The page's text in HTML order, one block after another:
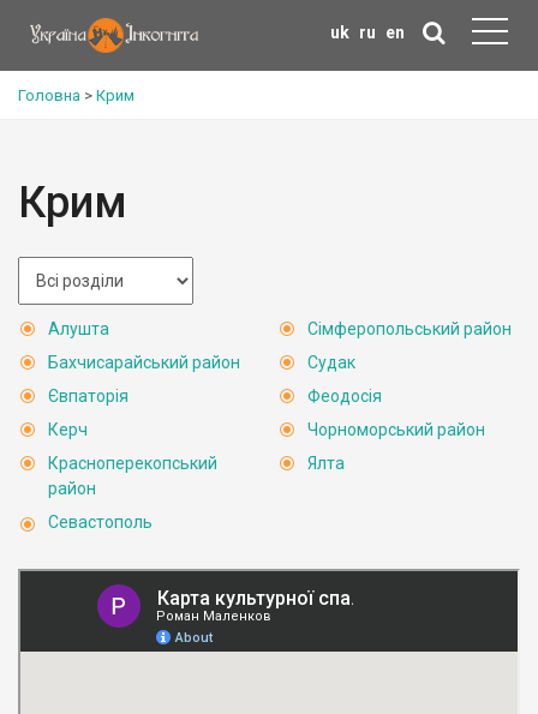
uk ru en
Головна > Крим
Крим
Алушта
Бахчисарайський район
Євпаторія
Керч
Красноперекопський
район
Севастополь
Сімферопольський район
Судак
Феодосія
Чорноморський район
Ялта